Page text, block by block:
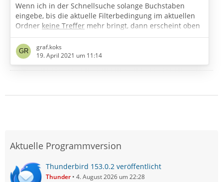
Wenn ich in der Schnellsuche solange Buchstaben
eingebe, bis die aktuelle Filterbedingung im aktuellen
Ordner keine Treffer mehr bringt, dann erscheint oben
rechts ein Kästchen mit dem Text "als globale
Volltextsuche in allen Konten fortsetzen / Eingabetaste
drücken".
graf.koks
19. April 2021 um 11:14
Aktuelle Programmversion
Thunderbird 153.0.2 veröffentlicht
Thunder 4. August 2026 um 22:28